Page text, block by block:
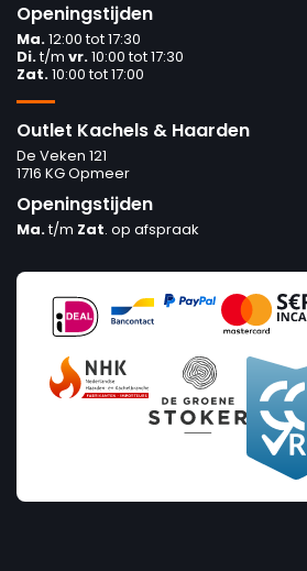
Openingstijden
Ma.12:00 tot 17:30
Di.t/m vr.10:00 tot 17:30
Zat.10:00 tot 17:00
Outlet Kachels & Haarden
De Veken 121
1716 KG Opmeer
Openingstijden
Ma.t/m Zat. op afspraak